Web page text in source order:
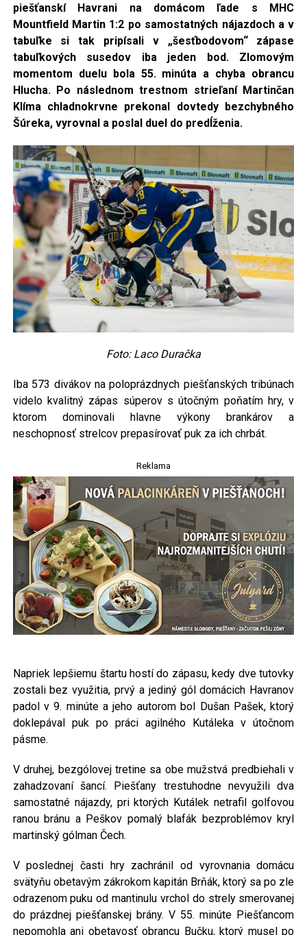
piešťanskí Havrani na domácom ľade s MHC
Mountfield Martin 1:2 po samostatných nájazdoch a v
tabuľke si tak pripísali v „šesťbodovom“ zápase
tabuľkových susedov iba jeden bod. Zlomovým
momentom duelu bola 55. minúta a chyba obrancu
Hlucha. Po následnom trestnom strieľaní Martinčan
Klíma chladnokrvne prekonal dovtedy bezchybného
Šúreka, vyrovnal a poslal duel do predĺženia.
Foto: Laco Duračka
Iba 573 divákov na poloprázdnych piešťanských tribúnach
videlo kvalitný zápas súperov s útočným poňatím hry, v
ktorom dominovali hlavne výkony brankárov a
neschopnosť strelcov prepasírovať puk za ich chrbát.
Reklama
Napriek lepšiemu štartu hostí do zápasu, kedy dve tutovky
zostali bez využitia, prvý a jediný gól domácich Havranov
padol v 9. minúte a jeho autorom bol Dušan Pašek, ktorý
doklepával puk po práci agilného Kutáleka v útočnom
pásme.
V druhej, bezgólovej tretine sa obe mužstvá predbiehali v
zahadzovaní šancí. Piešťany trestuhodne nevyužili dva
samostatné nájazdy, pri ktorých Kutálek netrafil golfovou
ranou bránu a Peškov pomalý blafák bezproblémov kryl
martinský gólman Čech.
V poslednej časti hry zachránil od vyrovnania domácu
svätyňu obetavým zákrokom kapitán Brňák, ktorý sa po zle
odrazenom puku od mantinulu vrchol do strely smerovanej
do prázdnej piešťanskej brány. V 55. minúte Piešťancom
nepomohla ani obetavosť obrancu Bučku, ktorý musel po